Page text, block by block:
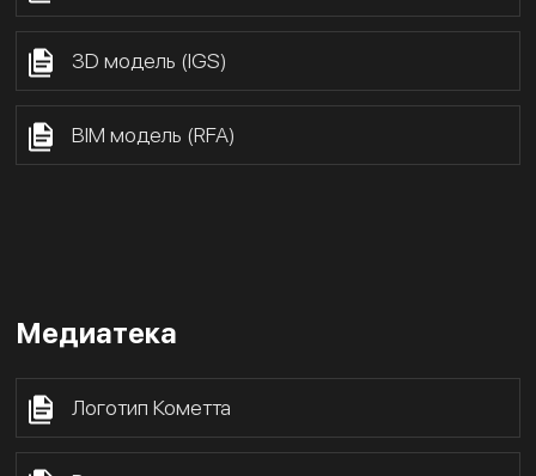
3D модель (IGS)
BIM модель (RFA)
Медиатека
Логотип Кометта